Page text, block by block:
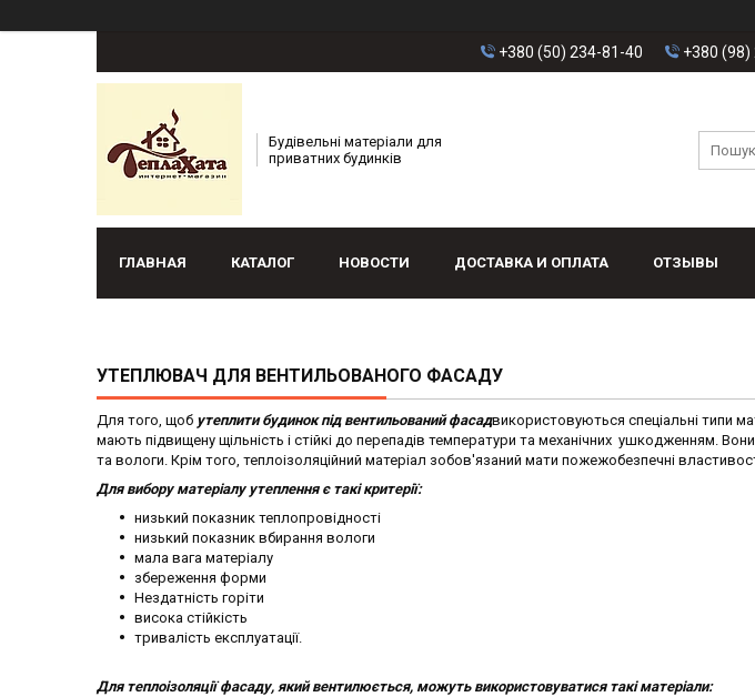
+380 (50) 234-81-40 +380
Будівельні матеріали для
приватних будинків
ГЛАВНАЯ КАТАЛОГ НОВОСТИ ДОСТАВКА И ОПЛАТА ОТЗЫВЫ
УТЕПЛЮВАЧ ДЛЯ ВЕНТИЛЬОВАНОГО ФАСАДУ
Для того, щоб утеплити будинок під вентильований фасадвикористовуються спеціальні типи
мають підвищену щільність і стійкі до перепадів температури та механічних ушкодженням.
та вологи. Крім того, теплоізоляційний матеріал зобов'язаний мати пожежобезпечні
Для вибору матеріалу утеплення є такі критерії:
низький показник теплопровідності
низький показник вбирання вологи
мала вага матеріалу
збереження форми
Нездатність горіти
висока стійкість
тривалість експлуатації.
Для теплоізоляції фасаду, який вентилюється, можуть використовуватися такі матеріали: